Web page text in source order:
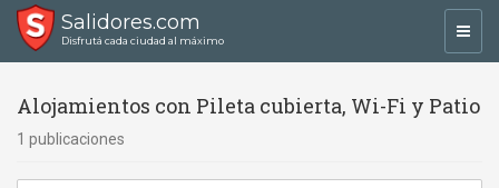
Salidores.com
Disfrutá cada ciudad al máximo
Alojamientos con Pileta cubierta, Wi-Fi y Patio
1 publicaciones